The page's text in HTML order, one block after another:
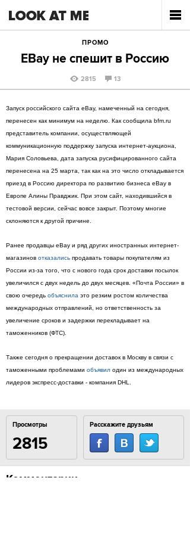
ПРОМО
ЕBay не спешит в Россию
2815 13
Запуск российского сайта eBay, намеченный на сегодня,
перенесен как минимум на неделю. Как сообщила bfm.ru
представитель компании, осуществляющей
коммуникационную поддержку запуска интернет-аукциона,
Мария Соловьева, дата запуска русифицированного сайта
перенесена на 25 марта, так как на это число откладывается
приезд в Россию директора по развитию бизнеса eBay в
Европе Алины Правджик. При этом сайт, находившийся в
тестовой версии, сейчас вовсе закрыт. Поэтому многие
склоняются к другой причине.
Ранее продавцы eBay и ряд других иностранных интернет-
магазинов отказались продавать товары покупателям из
России из-за того, что с нового года срок доставки посылок
увеличился с двух недель до двух месяцев. «Почта России» в
свою очередь объяснила это резким ростом количества
международных отправлений, но ответственность за
увеличение сроков и задержки перекладывает на
таможенников (ФТС).
Также сегодня о прекращении доставок в Москву в связи с
таможенными проблемами объявил один из международных
лидеров экспресс-доставки - компания DHL.
Просмотры
2815
Расскажите друзьям
Комментарии